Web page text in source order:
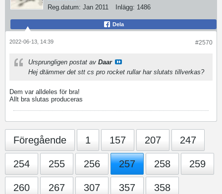
Reg.datum: Jan 2011 Inlägg: 1486
Dela
#2570
2022-06-13, 14:39
Ursprungligen postat av Daar
Hej dtämmer det stt cs pro rocket rullar har slutats tillverkas?
Dem var alldeles för bra!
Allt bra slutas produceras
Föregående 1 157 207 247
254 255 256 257 258 259
260 267 307 357 358